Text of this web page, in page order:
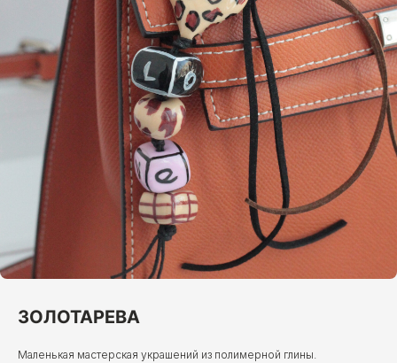
ЗОЛОТАРЕВА
Маленькая мастерская украшений из полимерной глины.